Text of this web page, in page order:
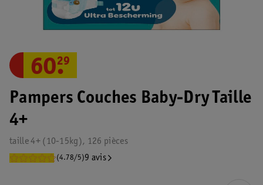
Pampers Couches Baby-Dry Taille
4+
taille 4+ (10-15kg), 126 pièces
(4.78/5)9 avis
60.
29